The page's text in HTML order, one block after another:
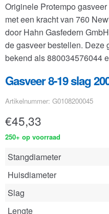
Klantenservice
FAQ
Originele Protempo
met een kracht van 760
door Hahn Gasfedern
de gasveer bestellen. Deze
bekend als 880034576044
Gasveer 8-19 slag
Artikelnummer: G0108200045
€45,33
250+ op voorraad
Stangdiameter
Huisdiameter
Slag
Lengte